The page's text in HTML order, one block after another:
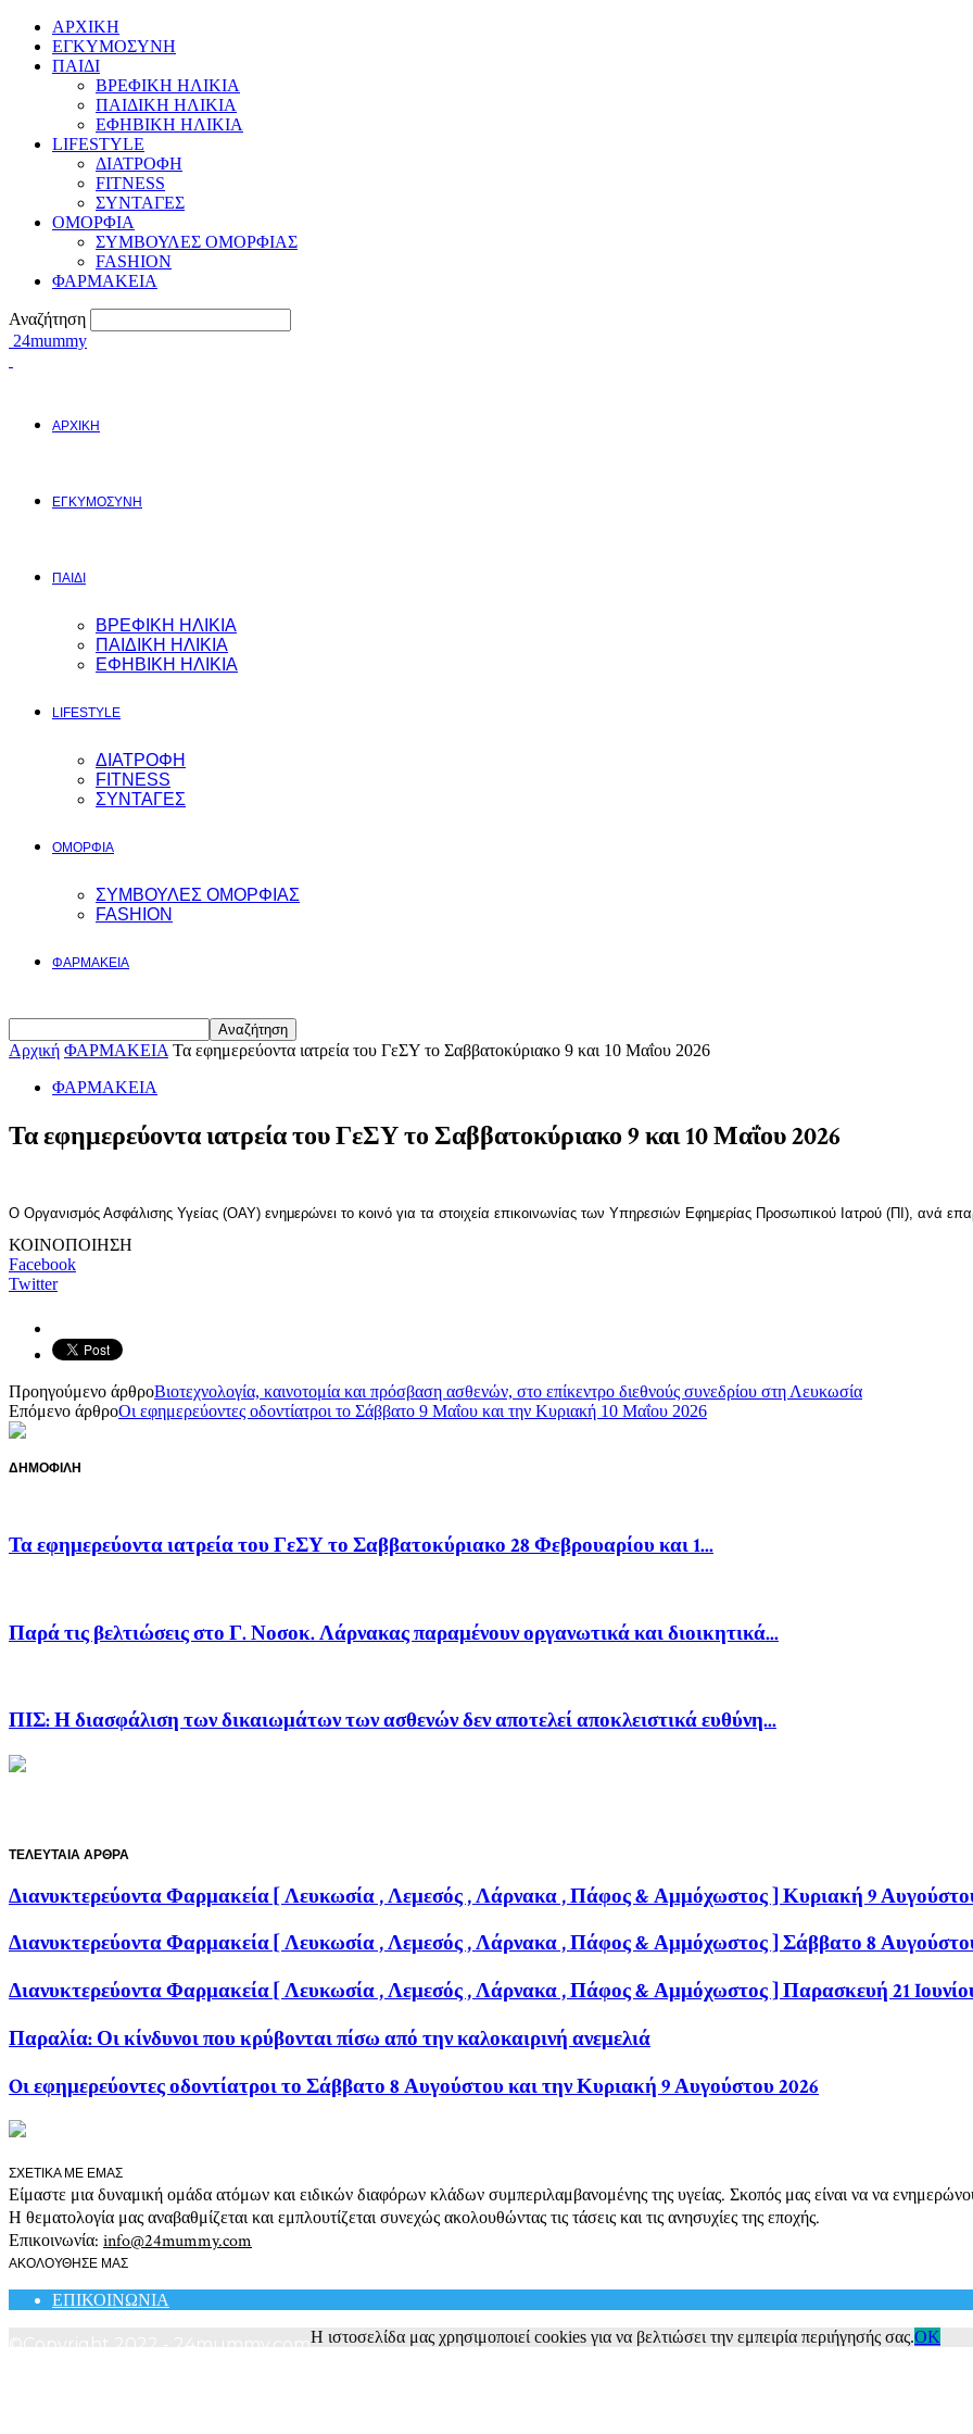
ΑΡΧΙΚΗ
ΕΓΚΥΜΟΣYΝΗ
ΠΑΙΔΙ
ΒΡΕΦΙΚΗ ΗΛΙΚΙΑ
ΠΑΙΔΙΚΗ ΗΛΙΚΙΑ
ΕΦΗΒΙΚΗ ΗΛΙΚΙΑ
LIFESTYLE
ΔΙΑΤΡΟΦΗ
FITNESS
ΣΥΝΤΑΓΕΣ
ΟΜΟΡΦΙΑ
ΣΥΜΒΟΥΛΕΣ ΟΜΟΡΦΙΑΣ
FASHION
ΦΑΡΜΑΚΕΙΑ
Αναζήτηση
24mummy
ΑΡΧΙΚΗ
ΕΓΚΥΜΟΣYΝΗ
ΠΑΙΔΙ
ΒΡΕΦΙΚΗ ΗΛΙΚΙΑ
ΠΑΙΔΙΚΗ ΗΛΙΚΙΑ
ΕΦΗΒΙΚΗ ΗΛΙΚΙΑ
LIFESTYLE
ΔΙΑΤΡΟΦΗ
FITNESS
ΣΥΝΤΑΓΕΣ
ΟΜΟΡΦΙΑ
ΣΥΜΒΟΥΛΕΣ ΟΜΟΡΦΙΑΣ
FASHION
ΦΑΡΜΑΚΕΙΑ
Αρχική ΦΑΡΜΑΚΕΙΑ Τα εφημερεύοντα ιατρεία του ΓεΣΥ το Σαββατοκύριακο 9 και 10 Μαΐου 2026
ΦΑΡΜΑΚΕΙΑ
Τα εφημερεύοντα ιατρεία του ΓεΣΥ το Σαββατοκύριακο 9 και 10 Μαΐου 2026
O Οργανισμός Ασφάλισης Υγείας (ΟΑΥ) ενημερώνει το κοινό για τα στοιχεία επικοινωνίας των Υπηρεσιών Εφημερίας Προσωπικού Ιατρού (ΠΙ), ανά
ΚΟΙΝΟΠΟΙΗΣΗ
Facebook
Twitter
Προηγούμενο άρθροΒιοτεχνολογία, καινοτομία και πρόσβαση ασθενών, στο επίκεντρο διεθνούς συνεδρίου στη Λευκωσία
Επόμενο άρθροOι εφημερεύοντες οδοντίατροι το Σάββατο 9 Μαΐου και την Κυριακή 10 Μαΐου 2026
ΔΗΜΟΦΙΛΗ
Τα εφημερεύοντα ιατρεία του ΓεΣΥ το Σαββατοκύριακο 28 Φεβρουαρίου και 1...
Παρά τις βελτιώσεις στο Γ. Νοσοκ. Λάρνακας παραμένουν οργανωτικά και διοικητικά...
ΠΙΣ: Η διασφάλιση των δικαιωμάτων των ασθενών δεν αποτελεί αποκλειστικά ευθύνη...
ΤΕΛΕΥΤΑΙΑ ΑΡΘΡΑ
Διανυκτερεύοντα Φαρμακεία [ Λευκωσία , Λεμεσός , Λάρνακα , Πάφος & Αμμόχωστος ] Κυριακή 9
Διανυκτερεύοντα Φαρμακεία [ Λευκωσία , Λεμεσός , Λάρνακα , Πάφος & Αμμόχωστος ] Σάββατο 8
Διανυκτερεύοντα Φαρμακεία [ Λευκωσία , Λεμεσός , Λάρνακα , Πάφος & Αμμόχωστος ] Παρασκευή 21
Παραλία: Οι κίνδυνοι που κρύβονται πίσω από την καλοκαιρινή ανεμελιά
Oι εφημερεύοντες οδοντίατροι το Σάββατο 8 Αυγούστου και την Κυριακή 9 Αυγούστου 2026
ΣΧΕΤΙΚΑ ΜΕ ΕΜΑΣ
Είμαστε μια δυναμική ομάδα ατόμων και ειδικών διαφόρων κλάδων συμπεριλαμβανομένης της υγείας. Σκοπός μας είναι να να
Η θεματολογία μας αναβαθμίζεται και εμπλουτίζεται συνεχώς ακολουθώντας τις τάσεις και τις ανησυχίες της εποχής.
Επικοινωνία: info@24mummy.com
ΑΚΟΛΟΥΘΗΣΕ ΜΑΣ
ΕΠΙΚΟΙΝΩΝΙΑ
Η ιστοσελίδα μας χρησιμοποιεί cookies για να βελτιώσει την εμπειρία περιήγησής σας.OK